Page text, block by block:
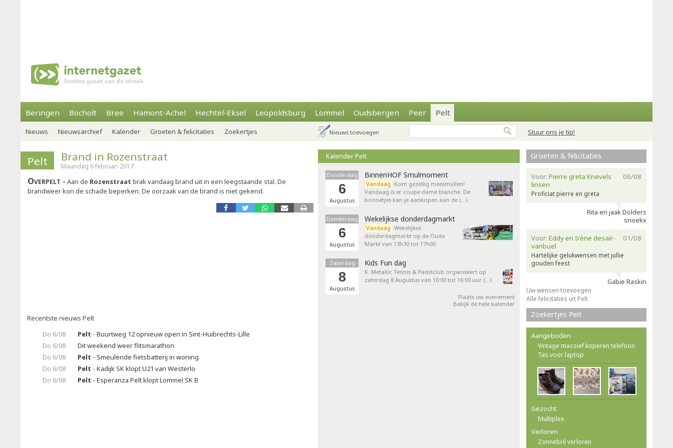
Beringen Bocholt Bree Hamont-Achel Hechtel-Eksel Leopoldsburg Lommel Oudsbergen Peer Pelt
Stuur ons je tip!
Nieuws Nieuwsarchief Kalender Groeten & felicitaties Zoekertjes Nieuws toevoegen
Pelt Brand in Rozenstraat
Maandag 6 februari 2017
Overpelt Aan de Rozenstraat brak vandaag brand uit in een leegstaande stal. De
brandweer kon de schade beperken. De oorzaak van de brand is niet gekend.
Recentste nieuws Pelt
Do 6/08
Pelt - Buurtweg 12 opnieuw open in Sint-Huibrechts-Lille
Do 6/08
Dit weekend weer flitsmarathon
Do 6/08
Pelt - Smeulende fietsbatterij in woning
Do 6/08
Pelt - Kadijk SK klopt U21 van Westerlo
Do 6/08
Pelt - Esperanza Pelt klopt Lommel SK B
Kalender Pelt
Donderdag
6
Augustus
BinnenHOF Smulmoment
Vandaag Kom gezellig meesmullen!
Vandaag is er coupe dame blanche. De
bonnetjes kan je aankopen aan de (…)
Donderdag
6
Augustus
Wekelijkse donderdagmarkt
Vandaag Wekelijkse
donderdagmarkt op de Oude
Markt van 13h30 tot 17h00.
Zaterdag
8
Augustus
Kids Fun dag
K. Metallic Tennis & Padelclub organiseert op
zaterdag 8 Augustus van 10:00 tot 16:00 uur (…)
Plaats uw evenement
Bekijk de hele kalender
Groeten & felicitaties
06/08
Voor: Pierre greta Knevels
linsen
Proficiat pierre en greta
Rita en jaak Dolders
snoekx
01/08
Voor: Eddy en Irène desair-
vanbuel
Hartelijke gelukwensen met jullie
gouden feest
Gabie Raskin
Uw wensen toevoegen
Alle felicitaties uit Pelt
Zoekertjes Pelt
Aangeboden
Vintage massief koperen telefoon
Tas voor laptop
Gezocht
Multiplex
Verloren
Zonnebril verloren